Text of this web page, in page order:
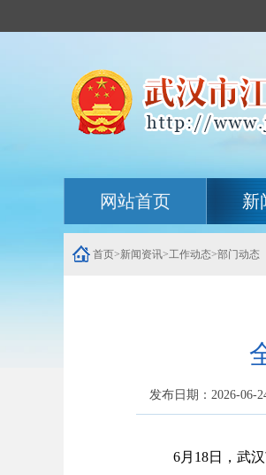
导
航
定
网站首页 新
首页>新闻资讯>工作动态>部门动态
发布日期：2026-
6月18日，武